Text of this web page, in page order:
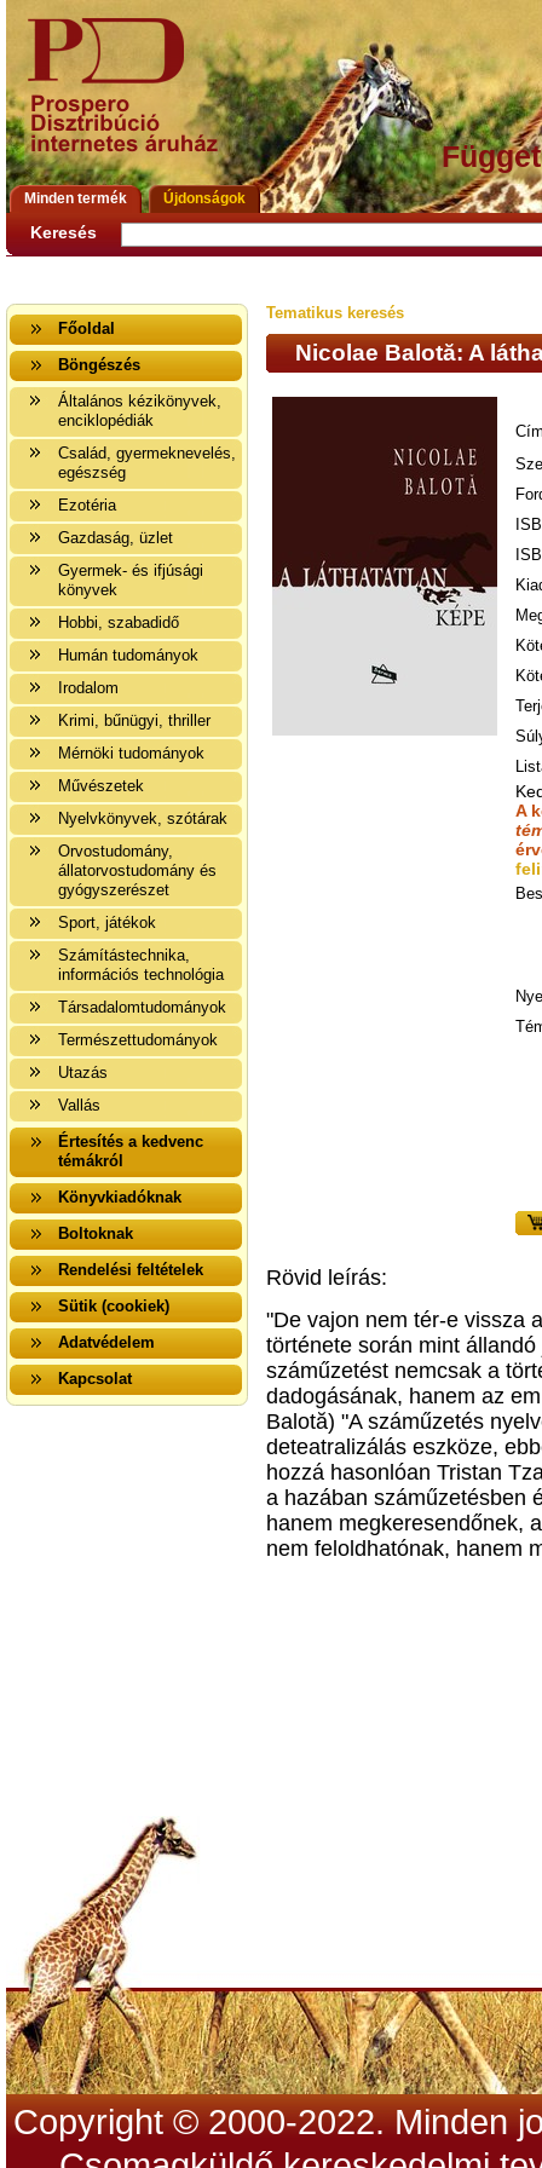
Minden termék Újdonságok
Keresés
Főoldal
Böngészés
Általános kézikönyvek,
enciklopédiák
Család, gyermeknevelés,
egészség
Ezotéria
Gazdaság, üzlet
Gyermek- és ifjúsági
könyvek
Hobbi, szabadidő
Humán tudományok
Irodalom
Krimi, bűnügyi, thriller
Mérnöki tudományok
Művészetek
Nyelvkönyvek, szótárak
Orvostudomány,
állatorvostudomány és
gyógyszerészet
Sport, játékok
Számítástechnika,
információs technológia
Társadalomtudományok
Természettudományok
Utazás
Vallás
Értesítés a kedvenc
témákról
Könyvkiadóknak
Boltoknak
Rendelési feltételek
Sütik (cookiek)
Adatvédelem
Kapcsolat
Tematikus keresés
Nicolae Balotă: A
A
Rövid leírás:
"De vajon nem tér-e vissza
története során mint
száműzetést nemcsak a
dadogásának, hanem az
Balotă) "A száműzetés
deteatralizálás eszköze,
hozzá hasonlóan Tristan
a hazában száműzetésben
hanem megkeresendőnek,
nem feloldhatónak, hanem
Copyright © 2000-2022. Minden